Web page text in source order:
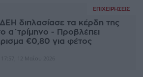
ΕΠΙΧΕΙΡΉΣΕΙΣ
διπλασίασε τα κέρδη της
α΄τρίμηνο - Προβλέπει
€0,80 για φέτος